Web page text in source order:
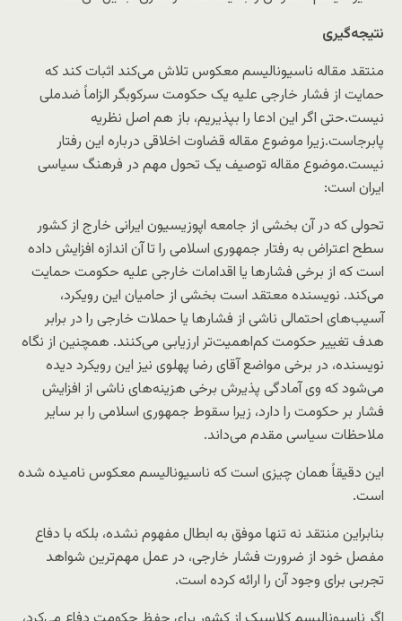
نتیجه‌گیری
منتقد مقاله ناسیونالیسم معکوس تلاش می‌کند اثبات کند که
حمایت از فشار خارجی علیه یک حکومت سرکوبگر الزاماً ضدملی
نیست.حتی اگر این ادعا را بپذیریم، باز هم اصل نظریه
پابرجاست.زیرا موضوع مقاله قضاوت اخلاقی درباره این رفتار
نیست.موضوع مقاله توصیف یک تحول مهم در فرهنگ سیاسی
ایران است:
تحولی که در آن بخشی از جامعه اپوزیسیون ایرانی خارج از کشور
سطح اعتراض به رفتار جمهوری اسلامی را تا آن اندازه افزایش داده
است که از برخی فشارها یا اقدامات خارجی علیه حکومت حمایت
می‌کند. نویسنده معتقد است بخشی از حامیان این رویکرد،
آسیب‌های احتمالی ناشی از فشارها یا حملات خارجی را در برابر
هدف تغییر حکومت کم‌اهمیت‌تر ارزیابی می‌کنند. همچنین از نگاه
نویسنده، در برخی مواضع آقای رضا پهلوی نیز این رویکرد دیده
می‌شود که وی آمادگی پذیرش برخی هزینه‌های ناشی از افزایش
فشار بر حکومت را دارد، زیرا سقوط جمهوری اسلامی را بر سایر
ملاحظات سیاسی مقدم می‌داند.
این دقیقاً همان چیزی است که ناسیونالیسم معکوس نامیده شده
است.
بنابراین منتقد نه تنها موفق به ابطال مفهوم نشده، بلکه با دفاع
مفصل خود از ضرورت فشار خارجی، در عمل مهم‌ترین شواهد
تجربی برای وجود آن را ارائه کرده است.